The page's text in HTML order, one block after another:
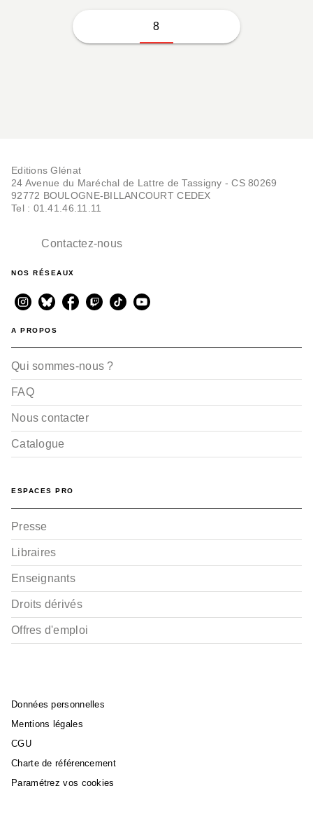
8
Editions Glénat
24 Avenue du Maréchal de Lattre de Tassigny - CS 80269
92772 BOULOGNE-BILLANCOURT CEDEX
Tel : 01.41.46.11.11
Contactez-nous
NOS RÉSEAUX
A PROPOS
Qui sommes-nous ?
FAQ
Nous contacter
Catalogue
ESPACES PRO
Presse
Libraires
Enseignants
Droits dérivés
Offres d'emploi
Données personnelles
Mentions légales
CGU
Charte de référencement
Paramétrez vos cookies